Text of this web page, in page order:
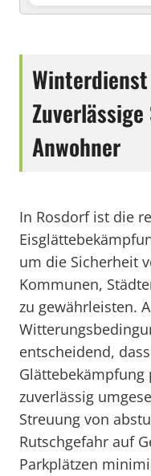
Anwohner
In Rosdorf ist die
um die Sicherheit
Kommunen,
zu gewährleisten.
entscheidend,
zuverlässig
Streuung von
Rutschgefahr auf
Parkplätzen